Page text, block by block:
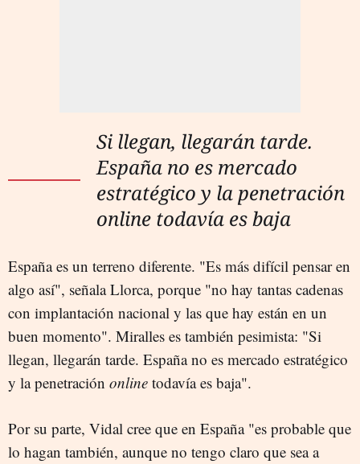
Si llegan, llegarán tarde.
España no es mercado
estratégico y la penetración
online todavía es baja
España es un terreno diferente. "Es más difícil pensar en
algo así", señala Llorca, porque "no hay tantas cadenas
con implantación nacional y las que hay están en un
buen momento". Miralles es también pesimista: "Si
llegan, llegarán tarde. España no es mercado estratégico
y la penetración online todavía es baja".
Por su parte, Vidal cree que en España "es probable que
lo hagan también, aunque no tengo claro que sea a